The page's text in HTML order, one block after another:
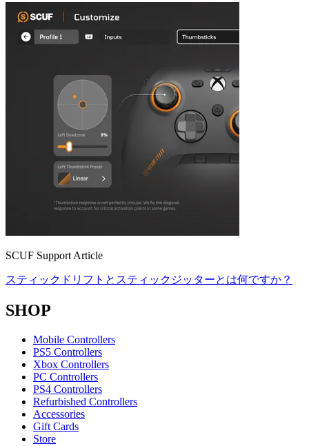
SCUF Support Article
スティックドリフトとスティックジッターとは何ですか？
SHOP
Mobile Controllers
PS5 Controllers
Xbox Controllers
PC Controllers
PS4 Controllers
Refurbished Controllers
Accessories
Gift Cards
Store